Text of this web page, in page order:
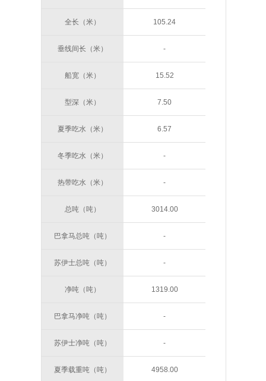
全长（米） 105.24
垂线间长（米） -
船宽（米） 15.52
型深（米） 7.50
夏季吃水（米） 6.57
冬季吃水（米） -
热带吃水（米） -
总吨（吨） 3014.00
巴拿马总吨（吨） -
苏伊士总吨（吨） -
净吨（吨） 1319.00
巴拿马净吨（吨） -
苏伊士净吨（吨） -
夏季载重吨（吨） 4958.00